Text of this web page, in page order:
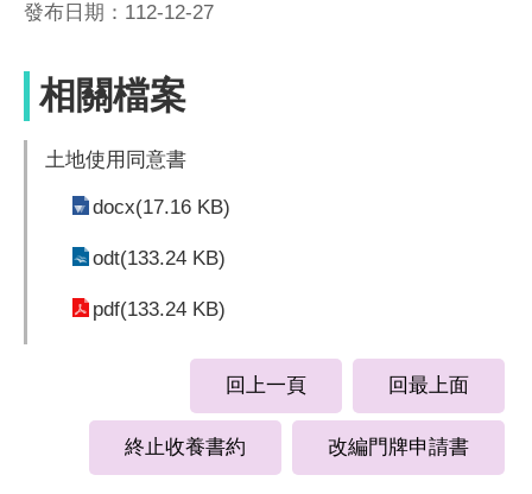
發布日期：112-12-27
相關檔案
土地使用同意書
docx(17.16 KB)
odt(133.24 KB)
pdf(133.24 KB)
回上一頁 回最上面
終止收養書約 改編門牌申請書